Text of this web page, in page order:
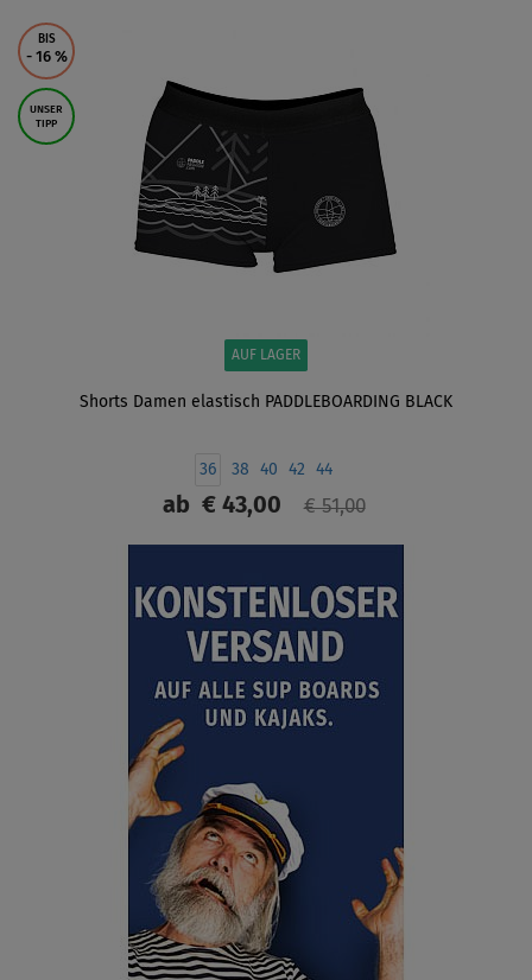
BIS
- 16 %
UNSER
TIPP
AUF LAGER
Shorts Damen elastisch PADDLEBOARDING BLACK
36 38 40 42 44
ab€ 43,00 € 51,00